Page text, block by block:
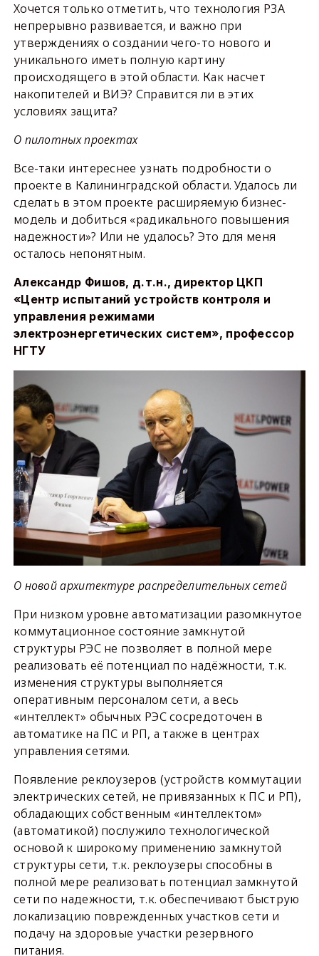
Хочется только отметить, что технология РЗА
непрерывно развивается, и важно при
утверждениях о создании чего-то нового и
уникального иметь полную картину
происходящего в этой области. Как насчет
накопителей и ВИЭ? Справится ли в этих
условиях защита?
О пилотных проектах
Все-таки интереснее узнать подробности о
проекте в Калининградской области. Удалось ли
сделать в этом проекте расширяемую бизнес-
модель и добиться «радикального повышения
надежности»? Или не удалось? Это для меня
осталось непонятным.
Александр Фишов, д.т.н., директор ЦКП
«Центр испытаний устройств контроля и
управления режимами
электроэнергетических систем», профессор
НГТУ
О новой архитектуре распределительных сетей
При низком уровне автоматизации разомкнутое
коммутационное состояние замкнутой
структуры РЭС не позволяет в полной мере
реализовать её потенциал по надёжности, т.к.
изменения структуры выполняется
оперативным персоналом сети, а весь
«интеллект» обычных РЭС сосредоточен в
автоматике на ПС и РП, а также в центрах
управления сетями.
Появление реклоузеров (устройств коммутации
электрических сетей, не привязанных к ПС и РП),
обладающих собственным «интеллектом»
(автоматикой) послужило технологической
основой к широкому применению замкнутой
структуры сети, т.к. реклоузеры способны в
полной мере реализовать потенциал замкнутой
сети по надежности, т.к. обеспечивают быструю
локализацию поврежденных участков сети и
подачу на здоровые участки резервного
питания.